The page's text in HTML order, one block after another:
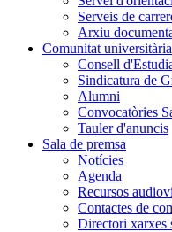
Serveis de
Arxiu
Comunitat universitària
Consell
Sindicatura de
Alumni
Convocatòries
Tauler d'anuncis
Sala de premsa
Notícies
Agenda
Recursos
Contactes de
Directori xarxes